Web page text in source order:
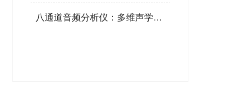
八通道音频分析仪：多维声学测量的精密利器